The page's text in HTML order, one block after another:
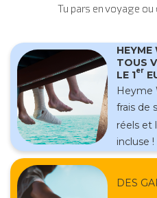
Tu pars en voyage
TOUS
LE 1er
Heyme
frais de
réels et
incluse !
DES